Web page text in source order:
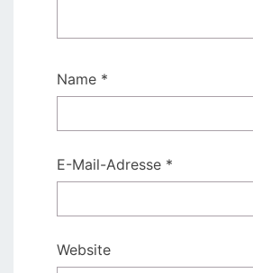
Name *
E-Mail-Adresse *
Website